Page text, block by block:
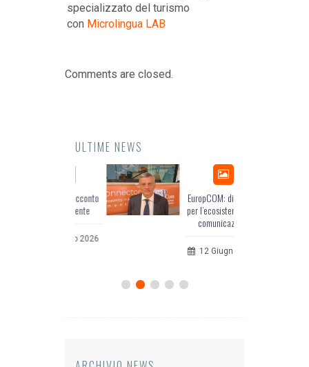
specializzato del turismo
con Microlingua LAB
Comments are closed.
ULTIME NEWS
EuropCOM: digital kit
per l’ecosistema della
comunicazione
12 Giugno 2026